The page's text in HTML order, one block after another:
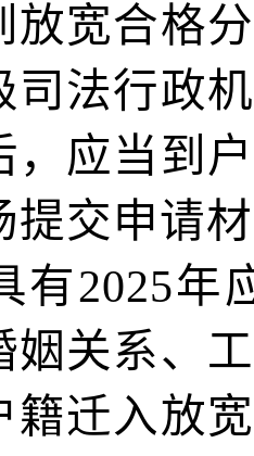
放宽合格
司法行政
，应当到
提交申请
有2025年
姻关系、
籍迁入放